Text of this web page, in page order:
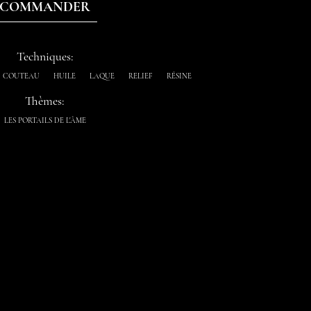
COMMANDER
Techniques:
COUTEAU HUILE LAQUE RELIEF RÉSINE
Thèmes:
LES PORTAILS DE L'ÂME